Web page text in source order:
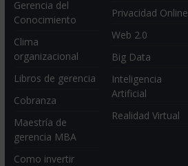
Gerencia del
Conocimiento
Clima
organizacional
Libros de gerencia
Cobranza
Maestría de
gerencia MBA
Como invertir
Privacidad Online
Web 2.0
Big Data
Inteligencia
Artificial
Realidad Virtual